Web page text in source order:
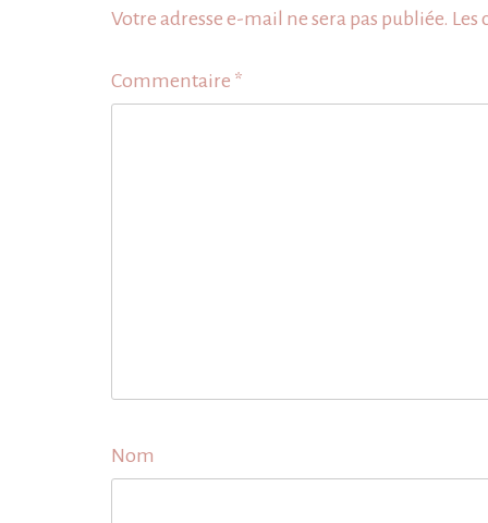
Votre adresse e-mail ne sera pas publiée. Les
Commentaire *
Nom